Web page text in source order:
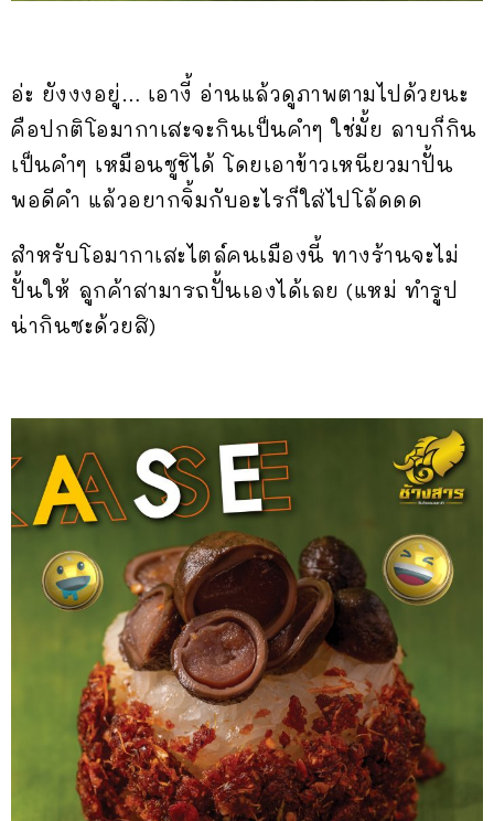
อ่ะ ยังงงอยู่… เอางี้ อ่านแล้วดูภาพตามไปด้วยนะ
คือปกติโอมากาเสะจะกินเป็นคำๆ ใช่มั้ย ลาบก็กิน
เป็นคำๆ เหมือนซูชิได้ โดยเอาข้าวเหนียวมาปั้น
พอดีคำ แล้วอยากจิ้มกับอะไรก็ใส่ไปโล้ดดด
สำหรับโอมากาเสะไตล์คนเมืองนี้ ทางร้านจะไม่
ปั้นให้ ลูกค้าสามารถปั้นเองได้เลย (แหม่ ทำรูป
น่ากินซะด้วยสิ)